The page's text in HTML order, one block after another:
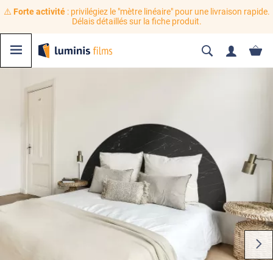
⚠️ Forte activité: privilégiez le "mètre linéaire" pour une livraison rapide.
Délais détaillés sur la fiche produit.